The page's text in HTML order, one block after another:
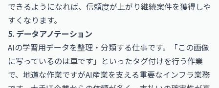
できるようになれば、信頼度が上がり継続案件を獲得しや
すくなります。
5. データアノテーション
AIの学習用データを整理・分類する仕事です。「この画像
に写っているのは車です」といったタグ付けを行う作業
で、地道な作業ですがAI産業を支える重要なインフラ業務